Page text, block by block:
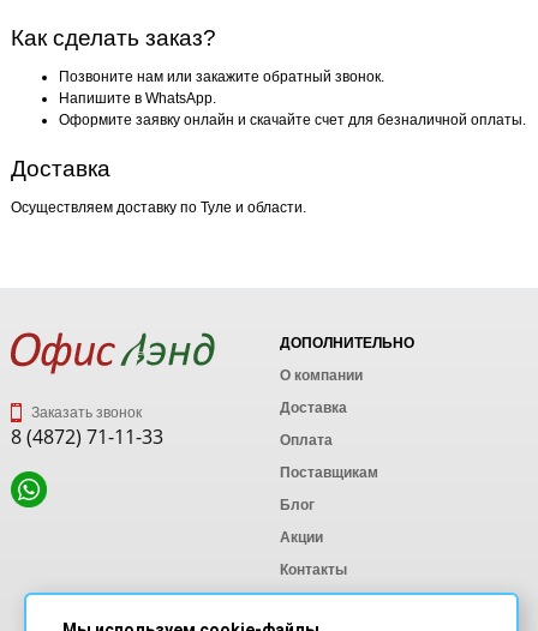
Как сделать заказ?
Позвоните нам или закажите обратный звонок.
Напишите в WhatsApp.
Оформите заявку онлайн и скачайте счет для безналичной оплаты.
Доставка
Осуществляем доставку по Туле и области.
Заказать звонок
8 (4872) 71-11-33
ДОПОЛНИТЕЛЬНО
О компании
Доставка
Оплата
Поставщикам
Блог
Акции
Контакты